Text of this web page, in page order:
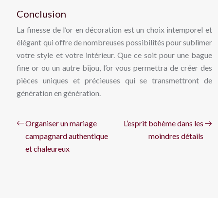
Conclusion
La finesse de l’or en décoration est un choix intemporel et
élégant qui offre de nombreuses possibilités pour sublimer
votre style et votre intérieur. Que ce soit pour une bague
fine or ou un autre bijou, l’or vous permettra de créer des
pièces uniques et précieuses qui se transmettront de
génération en génération.
Organiser un mariage
campagnard authentique
et chaleureux
L’esprit bohème dans les
moindres détails